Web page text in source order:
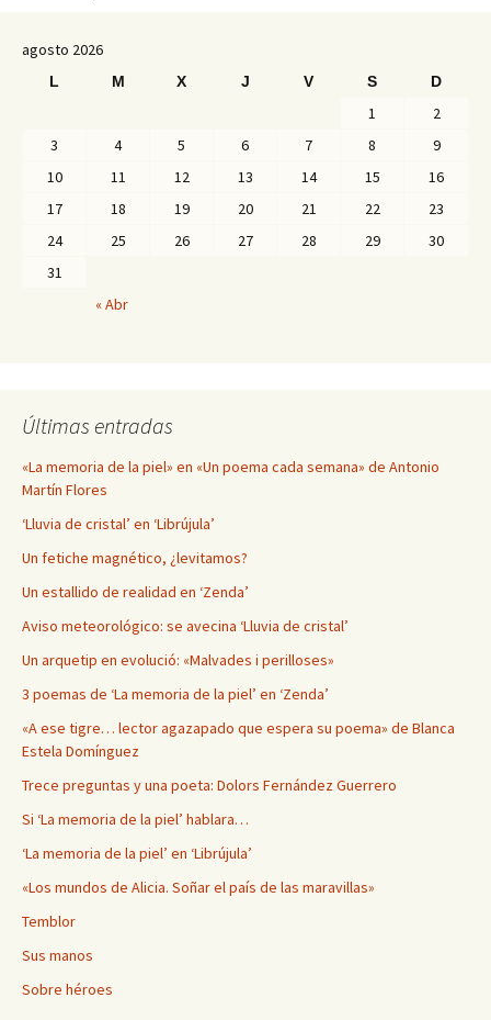
agosto 2026
L M X J V S D
1
2
3
4 5 6 7 8
9
10
11 12 13 14 15
16
17
18 19 20 21 22
23
24
25 26 27 28 29
30
31
« Abr
Últimas entradas
«La memoria de la piel» en «Un poema cada semana» de Antonio
Martín Flores
‘Lluvia de cristal’ en ‘Librújula’
Un fetiche magnético, ¿levitamos?
Un estallido de realidad en ‘Zenda’
Aviso meteorológico: se avecina ‘Lluvia de cristal’
Un arquetip en evolució: «Malvades i perilloses»
3 poemas de ‘La memoria de la piel’ en ‘Zenda’
«A ese tigre… lector agazapado que espera su poema» de Blanca
Estela Domínguez
Trece preguntas y una poeta: Dolors Fernández Guerrero
Si ‘La memoria de la piel’ hablara…
‘La memoria de la piel’ en ‘Librújula’
«Los mundos de Alicia. Soñar el país de las maravillas»
Temblor
Sus manos
Sobre héroes